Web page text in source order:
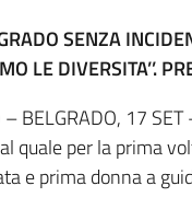
SENZA
LE DIVERSITA’’.
BELGRADO, 17
quale per la prima
e prima donna a